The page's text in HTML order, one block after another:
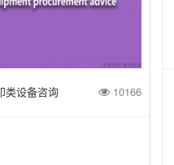
类设备咨询 10166